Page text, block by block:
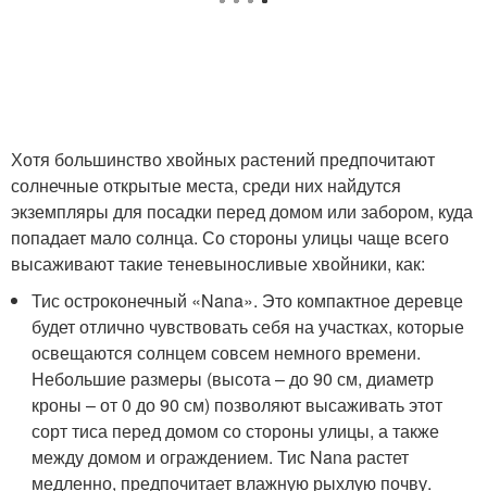
Хотя большинство хвойных растений предпочитают
солнечные открытые места, среди них найдутся
экземпляры для посадки перед домом или забором, куда
попадает мало солнца. Со стороны улицы чаще всего
высаживают такие теневыносливые хвойники, как:
Тис остроконечный «Nana». Это компактное деревце
будет отлично чувствовать себя на участках, которые
освещаются солнцем совсем немного времени.
Небольшие размеры (высота – до 90 см, диаметр
кроны – от 0 до 90 см) позволяют высаживать этот
сорт тиса перед домом со стороны улицы, а также
между домом и ограждением. Тис Nana растет
медленно, предпочитает влажную рыхлую почву.